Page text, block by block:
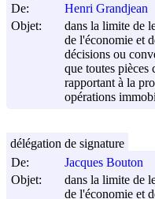
De:
Henri Grandjean
Objet:
dans la limite de
de l'économie et
décisions ou
que toutes pièces
rapportant à la
opérations
De:
Jacques Bouton
Objet:
dans la limite de
de l'économie et
délégation de signature